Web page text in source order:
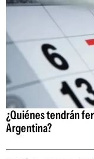
¿Quiénes tendrán
Argentina?